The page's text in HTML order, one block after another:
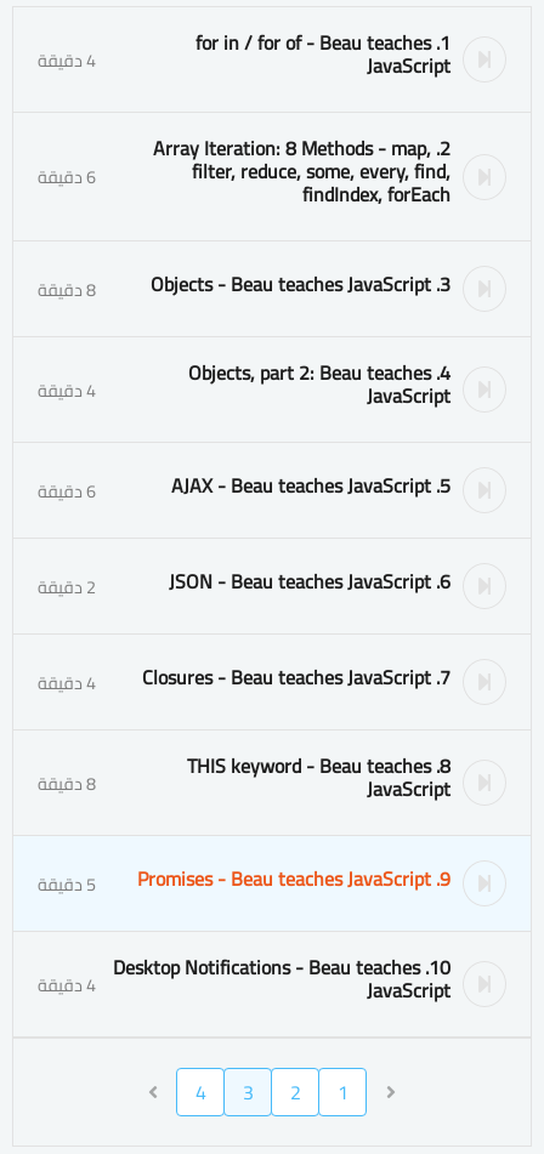
1. for in / for of - Beau teaches
JavaScript 4 دقيقة
2. Array Iteration: 8 Methods - map,
filter, reduce, some, every, find,
findIndex, forEach 6 دقيقة
3. Objects - Beau teaches JavaScript 8 دقيقة
4. Objects, part 2: Beau teaches
JavaScript 4 دقيقة
5. AJAX - Beau teaches JavaScript 6 دقيقة
6. JSON - Beau teaches JavaScript 2 دقيقة
7. Closures - Beau teaches JavaScript 4 دقيقة
8. THIS keyword - Beau teaches
JavaScript 8 دقيقة
9. Promises - Beau teaches JavaScript 5 دقيقة
10. Desktop Notifications - Beau teaches
JavaScript 4 دقيقة
1
2
3
4